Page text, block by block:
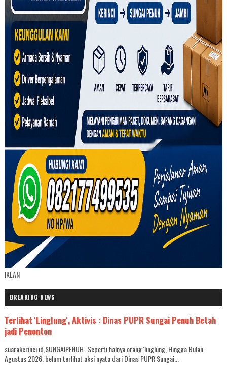
IKLAN
BREAKING NEWS
Terlihat 'Linglung', Aktivis : Dinas PUPR Sungai Penuh Betah
jadi Penonton
suarakerinci.id,SUNGAIPENUH- Seperti halnya orang 'linglung, Hingga Bulan
Agustus 2026, belum terlihat aksi nyata dari Dinas PUPR Sungai...